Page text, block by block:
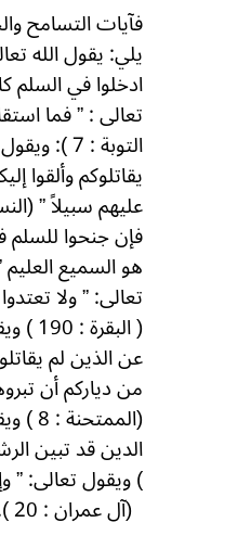
فآيات التسامح
يلي: يقول الله
تعالى : ” فما
التوبة :
يقاتلوكم وألقوا
فإن جنحوا للسلم
تعالى: ” ولا
(
عن الذين لم
من دياركم أن
) ويقول تعالى: ”
(آل عمران : 20 ).